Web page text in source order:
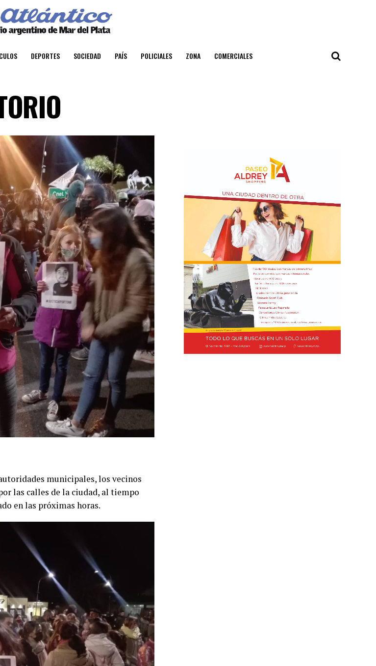
DEPORTES SOCIEDAD PAÍS POLICIALES ZONA COMERCIALES
municipales, los vecinos
las calles de la ciudad, al tiempo
en las próximas horas.